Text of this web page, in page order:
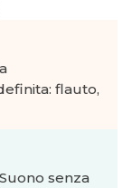
flauto,
senza